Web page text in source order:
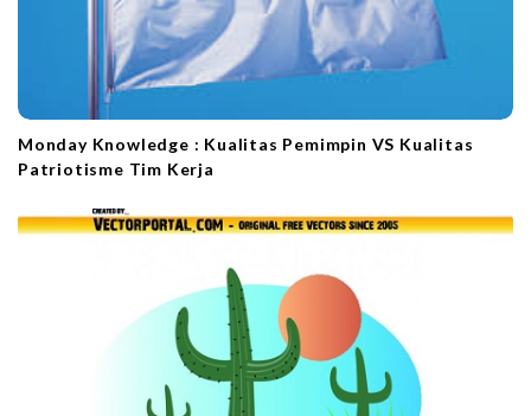
Monday Knowledge : Kualitas Pemimpin VS Kualitas
Patriotisme Tim Kerja